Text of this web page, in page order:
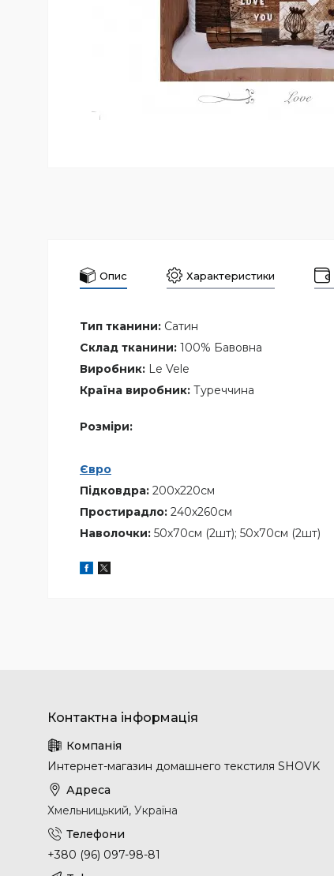
Опис Характеристики
Тип тканини: Сатин
Склад тканини: 100% Бавовна
Виробник: Le Vele
Країна виробник: Туреччина
Розміри:
Євро
Підковдра: 200х220см
Простирадло: 240х260см
Наволочки: 50х70см (2шт); 50х70см (2шт)
Интернет-магазин домашнего текстиля SHOVK
Хмельницький, Україна
+380 (96) 097-98-81